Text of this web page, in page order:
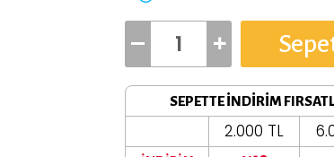
SEPETTE İNDİRİM
2.000 TL